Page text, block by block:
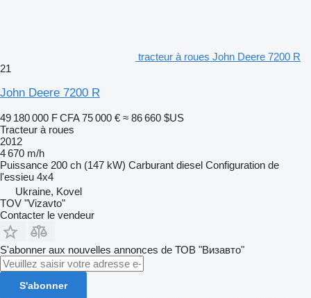
tracteur à roues John Deere 7200 R
21
John Deere 7200 R
49 180 000 F CFA 75 000 € ≈ 86 660 $US
Tracteur à roues
2012
4 670 m/h
Puissance 200 ch (147 kW) Carburant diesel Configuration de
l'essieu 4x4
Ukraine, Kovel
TOV "Vizavto"
Contacter le vendeur
S'abonner aux nouvelles annonces de ТОВ "Визавто"
S'abonner